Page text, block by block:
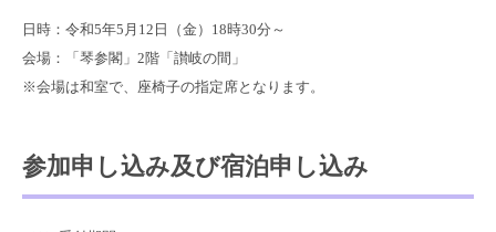
日時：令和5年5月12日（金）18時30分～
会場：「琴参閣」2階「讃岐の間」
※会場は和室で、座椅子の指定席となります。
参加申し込み及び宿泊申し込み